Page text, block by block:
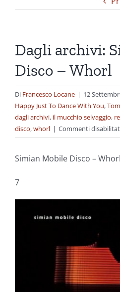
Dagli archivi:
Disco – Whorl
Di Francesco Locane | 12
Happy Just To Dance With You,
dagli archivi, il mucchio selvaggio,
disco,whorl | Commenti
Simian Mobile Disco –
7